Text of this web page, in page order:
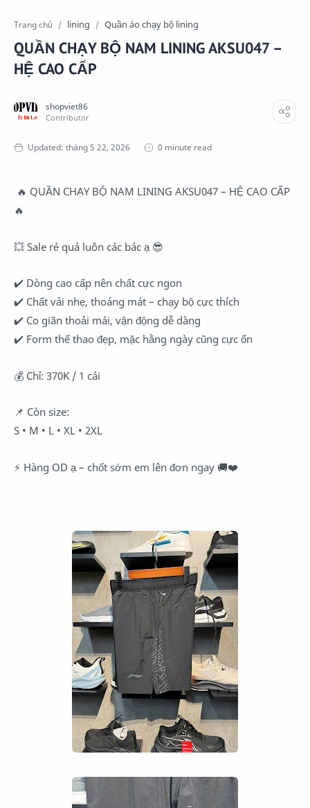
Trang chủ lining Quần áo chạy bộ lining
QUẦN CHẠY BỘ NAM LINING AKSU047 –
HỆ CAO CẤP
0 minute read
🔥 QUẦN CHẠY BỘ NAM LINING AKSU047 – HỆ CAO CẤP
🔥
💥 Sale rẻ quá luôn các bác ạ 😎
✔️ Dòng cao cấp nên chất cực ngon
✔️ Chất vải nhẹ, thoáng mát – chạy bộ cực thích
✔️ Co giãn thoải mái, vận động dễ dàng
✔️ Form thể thao đẹp, mặc hằng ngày cũng cực ổn
💰 Chỉ: 370K / 1 cái
📌 Còn size:
S • M • L • XL • 2XL
⚡ Hàng OD ạ – chốt sớm em lên đơn ngay 🚚❤️